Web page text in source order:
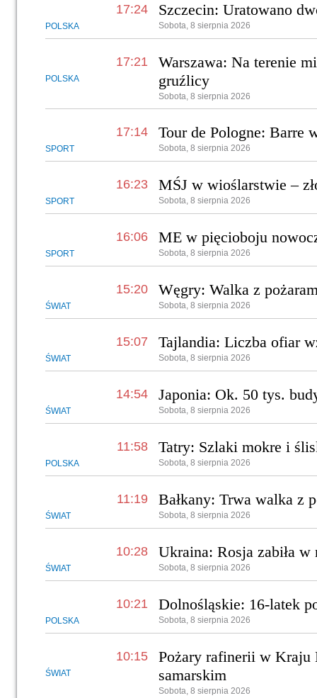
17:24
POLSKA
Szczecin: Uratowano
Sobota, 8 sierpnia 2026
17:21
POLSKA
Warszawa: Na terenie
gruźlicy
Sobota, 8 sierpnia 2026
17:14
SPORT
Tour de Pologne: Barre
Sobota, 8 sierpnia 2026
16:23
SPORT
MŚJ w wioślarstwie –
Sobota, 8 sierpnia 2026
16:06
SPORT
ME w pięcioboju
Sobota, 8 sierpnia 2026
15:20
ŚWIAT
Węgry: Walka z
Sobota, 8 sierpnia 2026
15:07
ŚWIAT
Tajlandia: Liczba ofiar
Sobota, 8 sierpnia 2026
14:54
ŚWIAT
Japonia: Ok. 50 tys.
Sobota, 8 sierpnia 2026
11:58
POLSKA
Tatry: Szlaki mokre i
Sobota, 8 sierpnia 2026
11:19
ŚWIAT
Bałkany: Trwa walka z
Sobota, 8 sierpnia 2026
10:28
ŚWIAT
Ukraina: Rosja zabiła
Sobota, 8 sierpnia 2026
10:21
POLSKA
Dolnośląskie: 16-latek
Sobota, 8 sierpnia 2026
10:15
ŚWIAT
Pożary rafinerii w Kraju
samarskim
Sobota, 8 sierpnia 2026